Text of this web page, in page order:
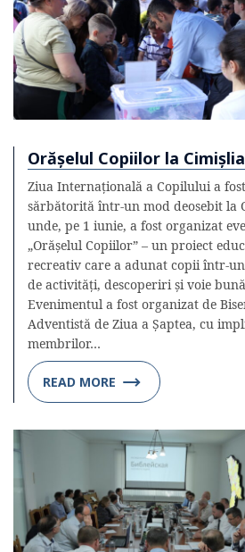
Orășelul Copiilor la Cimișlia
Ziua Internațională a Copilului a fost
sărbătorită într-un mod deosebit la
unde, pe 1 iunie, a fost organizat
„Orășelul Copiilor” – un proiect
recreativ care a adunat copii într-
de activități, descoperiri și voie
Evenimentul a fost organizat de
Adventistă de Ziua a Șaptea, cu
membrilor…
READ MORE